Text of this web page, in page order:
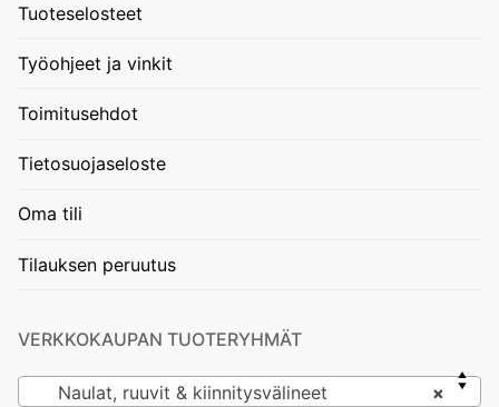
Tuoteselosteet
Työohjeet ja vinkit
Toimitusehdot
Tietosuojaseloste
Oma tili
Tilauksen peruutus
VERKKOKAUPAN TUOTERYHMÄT
×
Naulat, ruuvit & kiinnitysvälineet